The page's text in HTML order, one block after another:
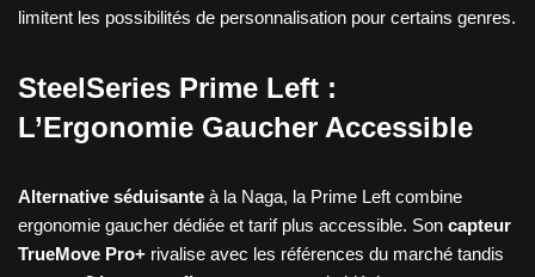
limitent les possibilités de personnalisation pour certains genres.
SteelSeries Prime Left :
L’Ergonomie Gaucher Accessible
Alternative séduisante à la Naga, la Prime Left combine
ergonomie gaucher dédiée et tarif plus accessible. Son capteur
TrueMove Pro+ rivalise avec les références du marché tandis